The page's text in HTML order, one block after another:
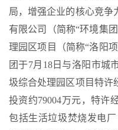
局，增强企业的核心竞争
有限公司（简称“环境集
理园区项目（简称“洛阳
团于7月18日与洛阳市城
圾综合处理园区项目特许
投资约79004万元，特许
包括生活垃圾焚烧发电